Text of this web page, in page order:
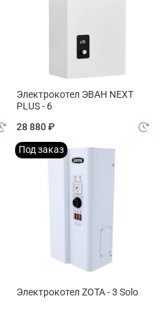
Электрокотел ЭВАН NEXT
PLUS - 6
28 880 ₽
Под заказ
Электрокотел ZOTA - 3 Solo